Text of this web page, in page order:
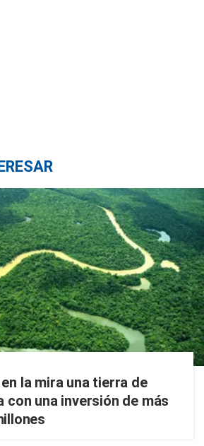
la mira una tierra de
con una inversión de más